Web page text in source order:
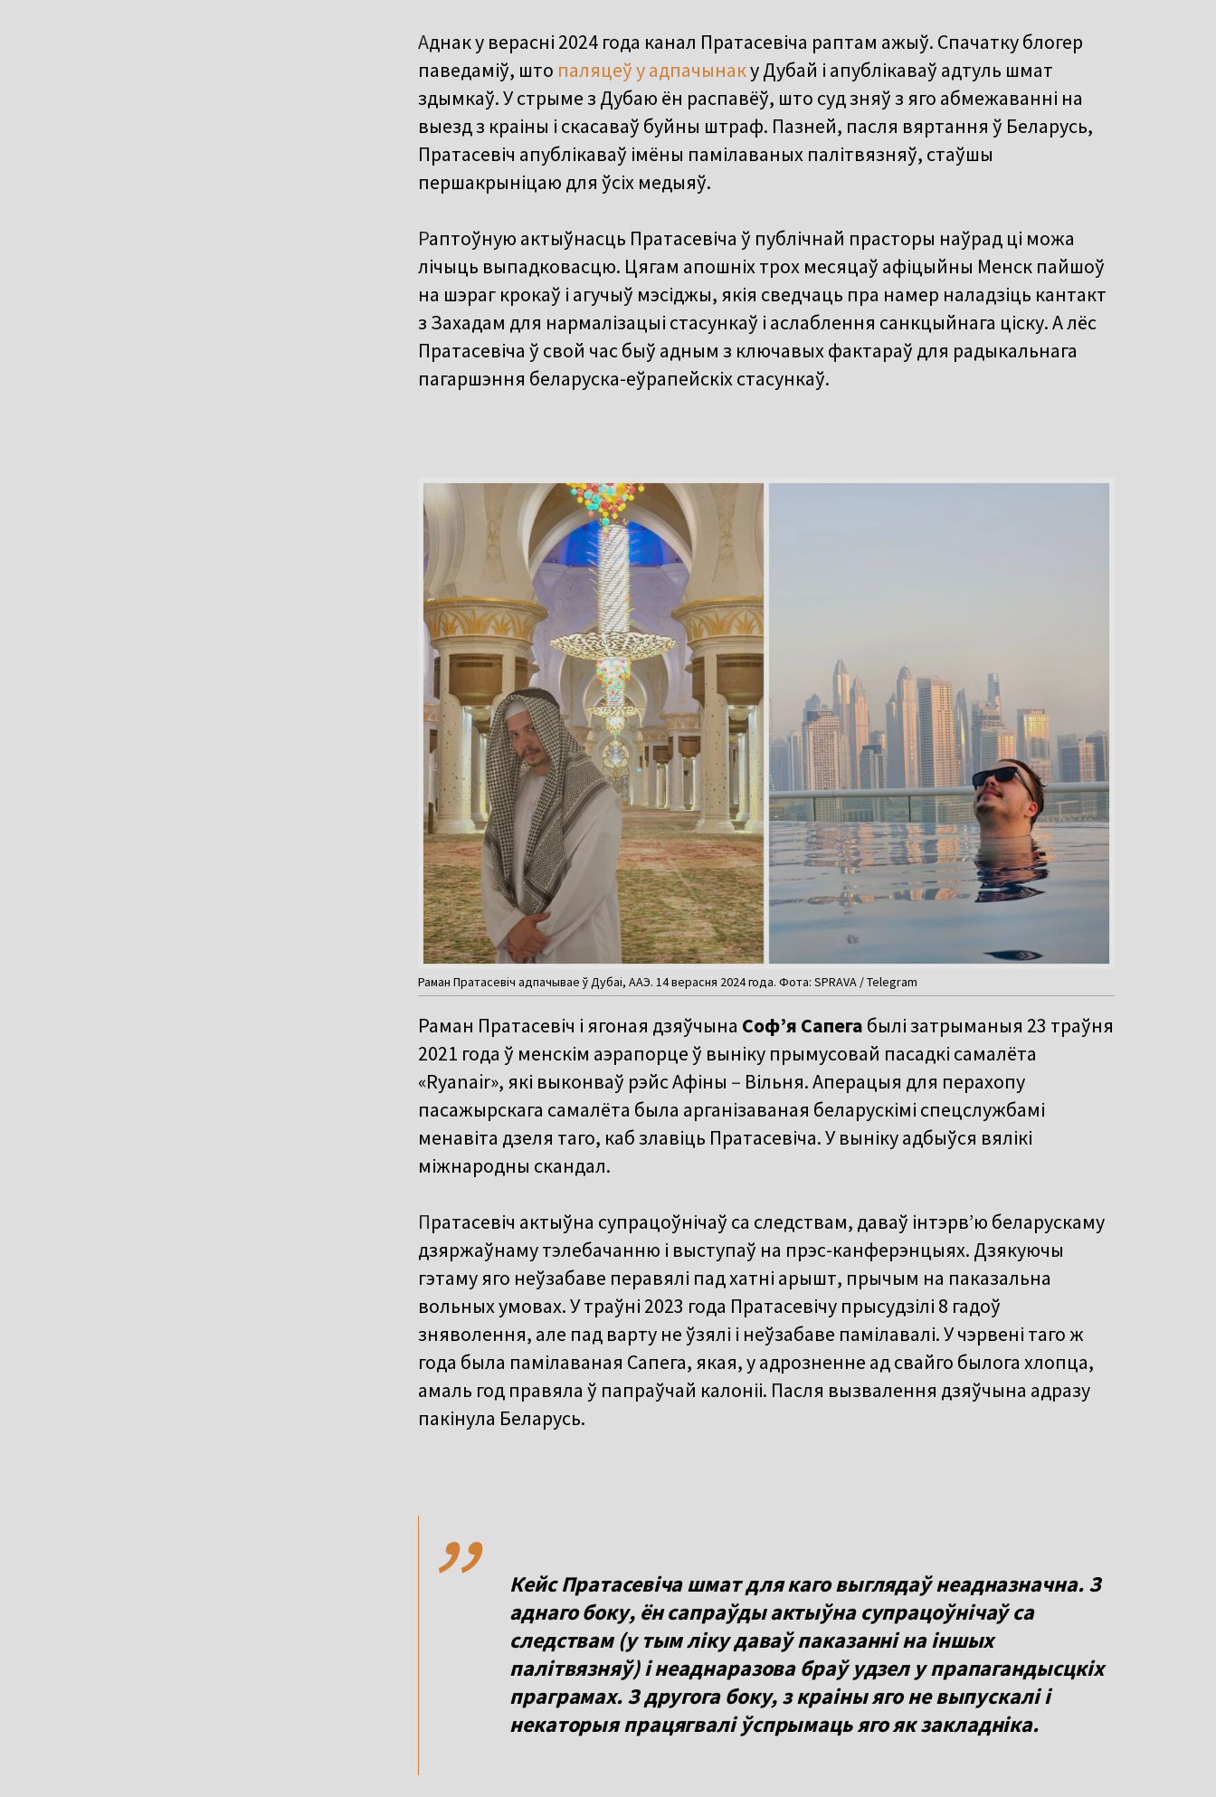
Аднак у верасні 2024 года канал Пратасевіча раптам ажыў. Спачатку блогер
паведаміў, што паляцеў у адпачынаку Дубай і апублікаваў адтуль шмат
здымкаў. У стрыме з Дубаю ён распавёў, што суд зняў з яго абмежаванні на
выезд з краіны і скасаваў буйны штраф. Пазней, пасля вяртання ў Беларусь,
Пратасевіч апублікаваў імёны памілаваных палітвязняў, стаўшы
першакрыніцаю для ўсіх медыяў.
Раптоўную актыўнасць Пратасевіча ў публічнай прасторы наўрад ці можа
лічыць выпадковасцю. Цягам апошніх трох месяцаў афіцыйны Менск пайшоў
на шэраг крокаў і агучыў мэсіджы, якія сведчаць пра намер наладзіць кантакт
з Захадам для нармалізацыі стасункаў і аслаблення санкцыйнага ціску. А лёс
Пратасевіча ў свой час быў адным з ключавых фактараў для радыкальнага
пагаршэння беларуска-еўрапейскіх стасункаў.
Раман Пратасевіч адпачывае ў Дубаі, ААЭ. 14 верасня 2024 года. Фота: SPRAVA / Telegram
Раман Пратасевіч і ягоная дзяўчына Соф’я Сапега былі затрыманыя 23 траўня
2021 года ў менскім аэрапорце ў выніку прымусовай пасадкі самалёта
«Ryanair», які выконваў рэйс Афіны – Вільня. Аперацыя для перахопу
пасажырскага самалёта была арганізаваная беларускімі спецслужбамі
менавіта дзеля таго, каб злавіць Пратасевіча. У выніку адбыўся вялікі
міжнародны скандал.
Пратасевіч актыўна супрацоўнічаў са следствам, даваў інтэрв’ю беларускаму
дзяржаўнаму тэлебачанню і выступаў на прэс-канферэнцыях. Дзякуючы
гэтаму яго неўзабаве перавялі пад хатні арышт, прычым на паказальна
вольных умовах. У траўні 2023 года Пратасевічу прысудзілі 8 гадоў
зняволення, але пад варту не ўзялі і неўзабаве памілавалі. У чэрвені таго ж
года была памілаваная Сапега, якая, у адрозненне ад свайго былога хлопца,
амаль год правяла ў папраўчай калоніі. Пасля вызвалення дзяўчына адразу
пакінула Беларусь.
,,
Кейс Пратасевіча шмат для каго выглядаў неадназначна. З
аднаго боку, ён сапраўды актыўна супрацоўнічаў са
следствам (у тым ліку даваў паказанні на іншых
палітвязняў) і неаднаразова браў удзел у прапагандысцкіх
праграмах. З другога боку, з краіны яго не выпускалі і
некаторыя працягвалі ўспрымаць яго як закладніка.